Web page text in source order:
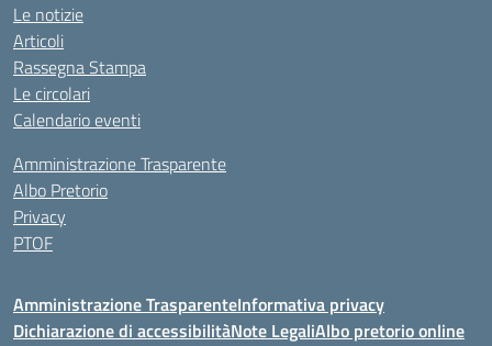
Le notizie
Articoli
Rassegna Stampa
Le circolari
Calendario eventi
Amministrazione Trasparente
Albo Pretorio
Privacy
PTOF
Amministrazione TrasparenteInformativa privacy
Dichiarazione di accessibilitàNote LegaliAlbo pretorio online